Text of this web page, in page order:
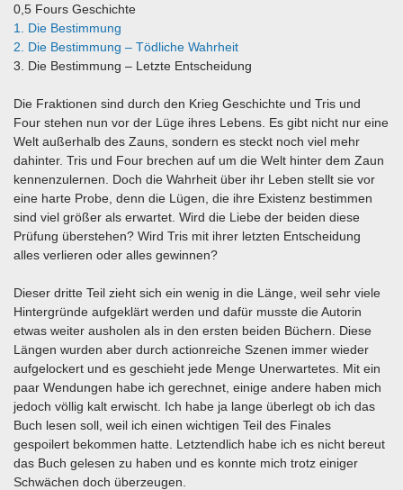
0,5 Fours Geschichte
1. Die Bestimmung
2. Die Bestimmung – Tödliche Wahrheit
3. Die Bestimmung – Letzte Entscheidung
Die Fraktionen sind durch den Krieg Geschichte und Tris und
Four stehen nun vor der Lüge ihres Lebens. Es gibt nicht nur eine
Welt außerhalb des Zauns, sondern es steckt noch viel mehr
dahinter. Tris und Four brechen auf um die Welt hinter dem Zaun
kennenzulernen. Doch die Wahrheit über ihr Leben stellt sie vor
eine harte Probe, denn die Lügen, die ihre Existenz bestimmen
sind viel größer als erwartet. Wird die Liebe der beiden diese
Prüfung überstehen? Wird Tris mit ihrer letzten Entscheidung
alles verlieren oder alles gewinnen?
Dieser dritte Teil zieht sich ein wenig in die Länge, weil sehr viele
Hintergründe aufgeklärt werden und dafür musste die Autorin
etwas weiter ausholen als in den ersten beiden Büchern. Diese
Längen wurden aber durch actionreiche Szenen immer wieder
aufgelockert und es geschieht jede Menge Unerwartetes. Mit ein
paar Wendungen habe ich gerechnet, einige andere haben mich
jedoch völlig kalt erwischt. Ich habe ja lange überlegt ob ich das
Buch lesen soll, weil ich einen wichtigen Teil des Finales
gespoilert bekommen hatte. Letztendlich habe ich es nicht bereut
das Buch gelesen zu haben und es konnte mich trotz einiger
Schwächen doch überzeugen.